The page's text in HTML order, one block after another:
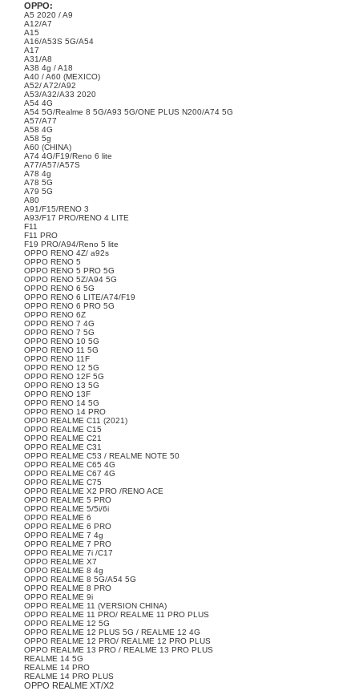
OPPO:
A5 2020 / A9
A12/A7
A15
A16/A53S 5G/A54
A17
A31/A8
A38 4g / A18
A40 / A60 (MEXICO)
A52/ A72/A92
A53/A32/A33 2020
A54 4G
A54 5G/Realme 8 5G/A93 5G/ONE PLUS N200/A74 5G
A57/A77
A58 4G
A58 5g
A60 (CHINA)
A74 4G/F19/Reno 6 lite
A77/A57/A57S
A78 4g
A78 5G
A79 5G
A80
A91/F15/RENO 3
A93/F17 PRO/RENO 4 LITE
F11
F11 PRO
F19 PRO/A94/Reno 5 lite
OPPO RENO 4Z/ a92s
OPPO RENO 5
OPPO RENO 5 PRO 5G
OPPO RENO 5Z/A94 5G
OPPO RENO 6 5G
OPPO RENO 6 LITE/A74/F19
OPPO RENO 6 PRO 5G
OPPO RENO 6Z
OPPO RENO 7 4G
OPPO RENO 7 5G
OPPO RENO 10 5G
OPPO RENO 11 5G
OPPO RENO 11F
OPPO RENO 12 5G
OPPO RENO 12F 5G
OPPO RENO 13 5G
OPPO RENO 13F
OPPO RENO 14 5G
OPPO RENO 14 PRO
OPPO REALME C11 (2021)
OPPO REALME C15
OPPO REALME C21
OPPO REALME C31
OPPO REALME C53 / REALME NOTE 50
OPPO REALME C65 4G
OPPO REALME C67 4G
OPPO REALME C75
OPPO REALME X2 PRO /RENO ACE
OPPO REALME 5 PRO
OPPO REALME 5/5i/6i
OPPO REALME 6
OPPO REALME 6 PRO
OPPO REALME 7 4g
OPPO REALME 7 PRO
OPPO REALME 7i /C17
OPPO REALME X7
OPPO REALME 8 4g
OPPO REALME 8 5G/A54 5G
OPPO REALME 8 PRO
OPPO REALME 9i
OPPO REALME 11 (VERSION CHINA)
OPPO REALME 11 PRO/ REALME 11 PRO PLUS
OPPO REALME 12 5G
OPPO REALME 12 PLUS 5G / REALME 12 4G
OPPO REALME 12 PRO/ REALME 12 PRO PLUS
OPPO REALME 13 PRO / REALME 13 PRO PLUS
REALME 14 5G
REALME 14 PRO
REALME 14 PRO PLUS
OPPO REALME XT/X2